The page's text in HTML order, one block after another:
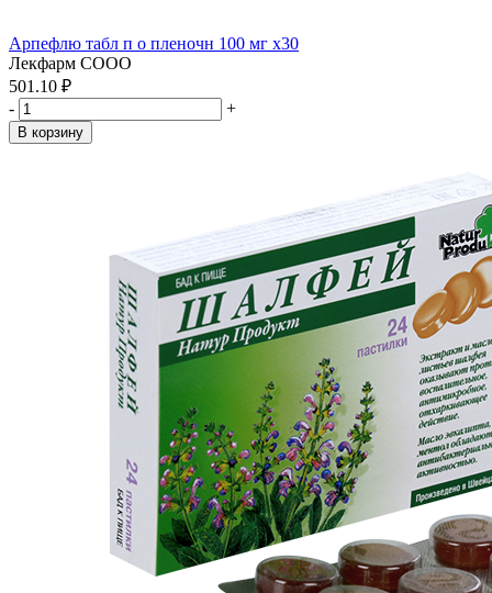
Арпефлю табл п о пленочн 100 мг x30
Лекфарм СООО
501.10 ₽
-
+
В корзину